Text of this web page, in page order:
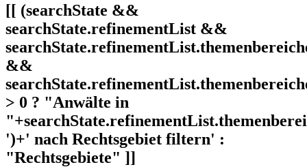
[[ (searchState &&
searchState.refinementList &&
&&
> 0 ? "Anwälte in
')+' nach Rechtsgebiet filtern' :
"Rechtsgebiete" ]]